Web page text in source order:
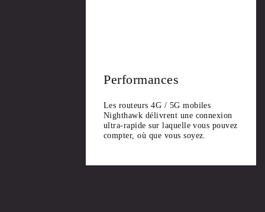
Performances
Les routeurs 4G / 5G mobiles
Nighthawk délivrent une connexion
ultra-rapide sur laquelle vous pouvez
compter, où que vous soyez.